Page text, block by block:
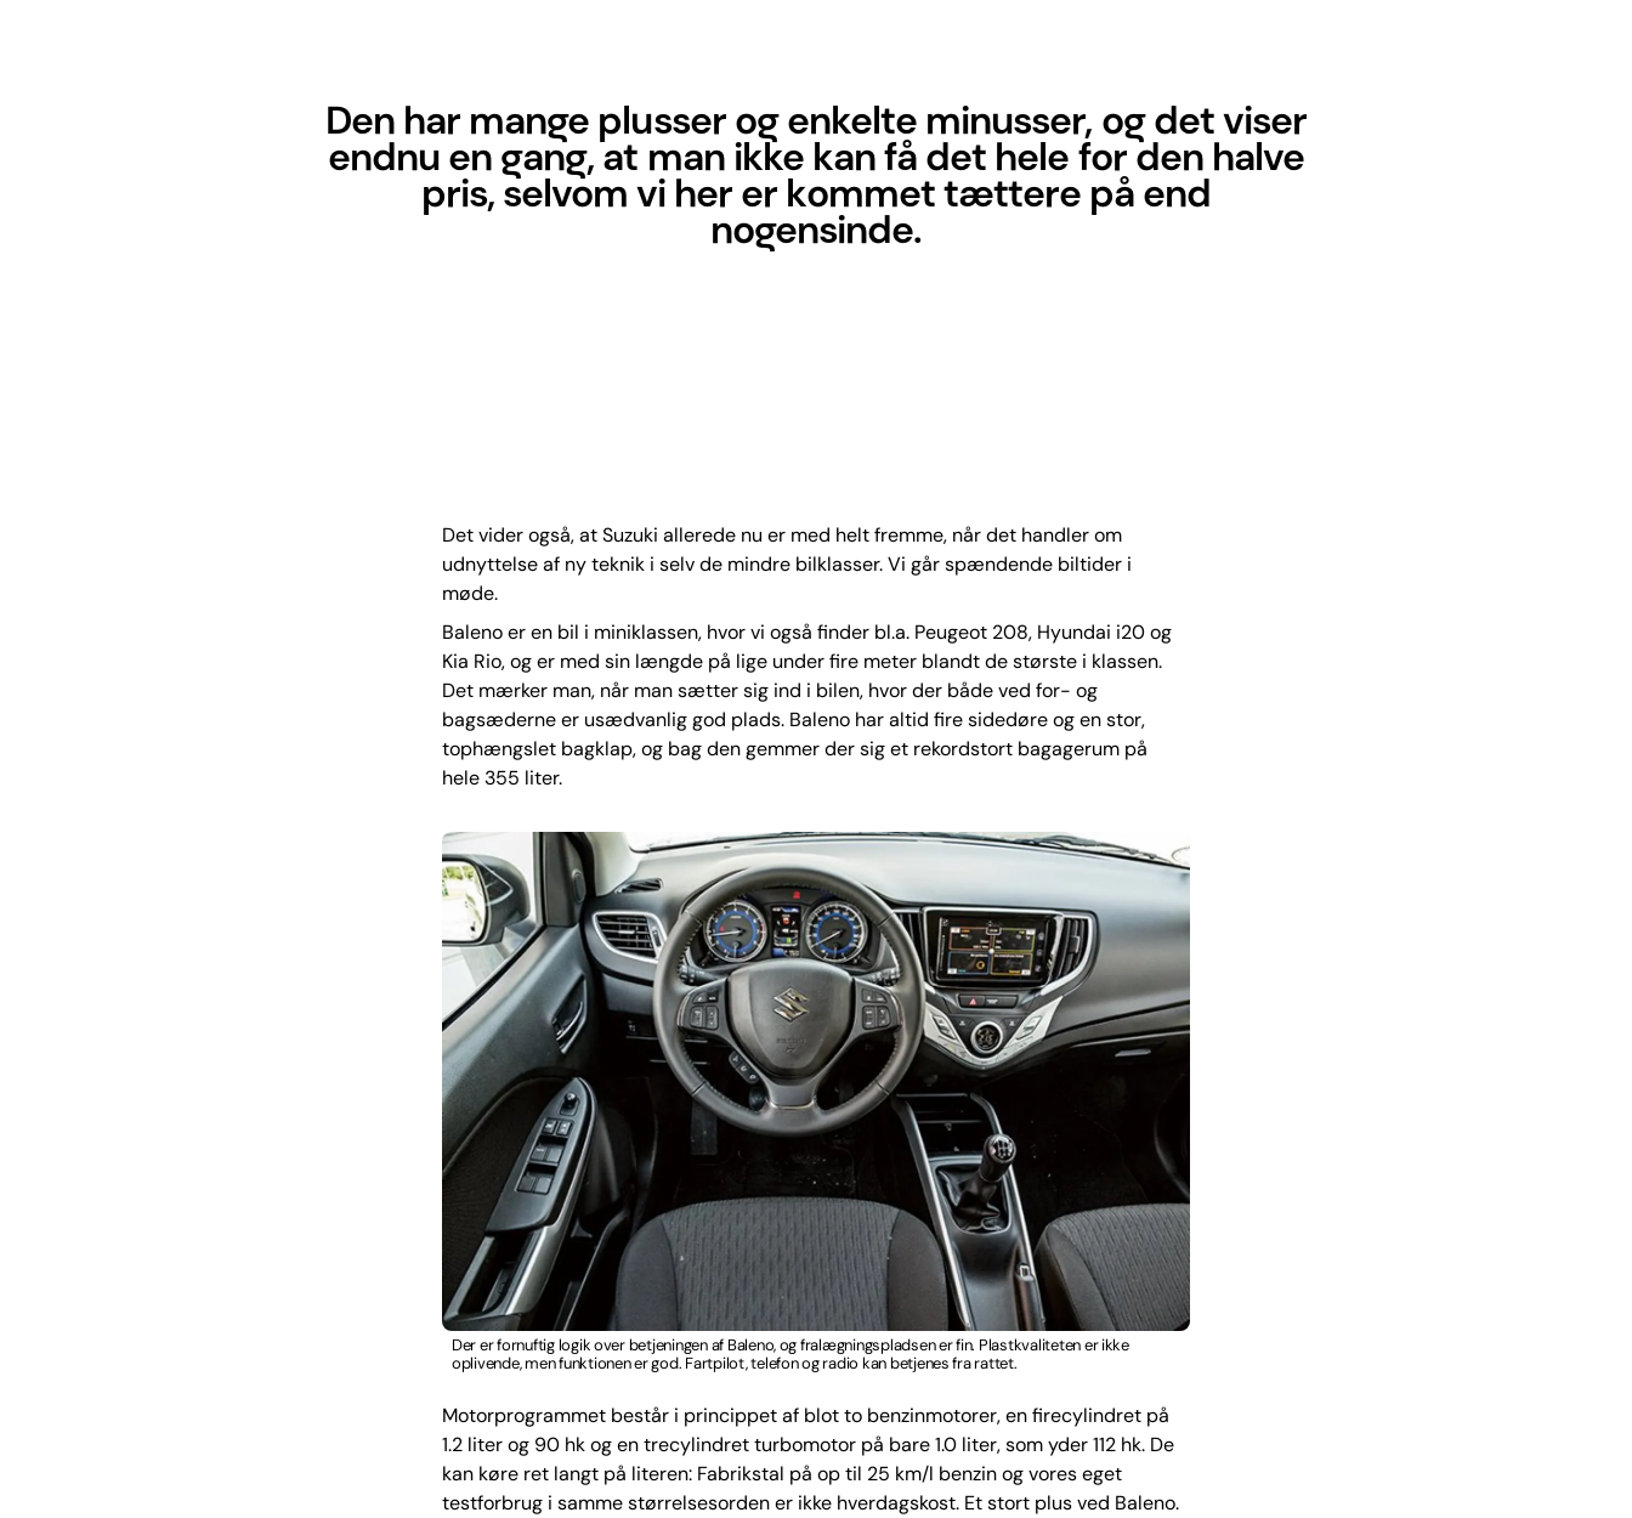
Den har mange plusser og enkelte minusser, og det viser
endnu en gang, at man ikke kan få det hele for den halve
pris, selvom vi her er kommet tættere på end
nogensinde.
Det vider også, at Suzuki allerede nu er med helt fremme, når det handler om
udnyttelse af ny teknik i selv de mindre bilklasser. Vi går spændende biltider i
møde.
Baleno er en bil i miniklassen, hvor vi også finder bl.a. Peugeot 208, Hyundai i20 og
Kia Rio, og er med sin længde på lige under fire meter blandt de største i klassen.
Det mærker man, når man sætter sig ind i bilen, hvor der både ved for- og
bagsæderne er usædvanlig god plads. Baleno har altid fire sidedøre og en stor,
tophængslet bagklap, og bag den gemmer der sig et rekordstort bagagerum på
hele 355 liter.
Der er fornuftig logik over betjeningen af Baleno, og fralægningspladsen er fin. Plastkvaliteten er ikke
oplivende, men funktionen er god. Fartpilot, telefon og radio kan betjenes fra rattet.
Motorprogrammet består i princippet af blot to benzinmotorer, en firecylindret på
1.2 liter og 90 hk og en trecylindret turbomotor på bare 1.0 liter, som yder 112 hk. De
kan køre ret langt på literen: Fabrikstal på op til 25 km/l benzin og vores eget
testforbrug i samme størrelsesorden er ikke hverdagskost. Et stort plus ved Baleno.